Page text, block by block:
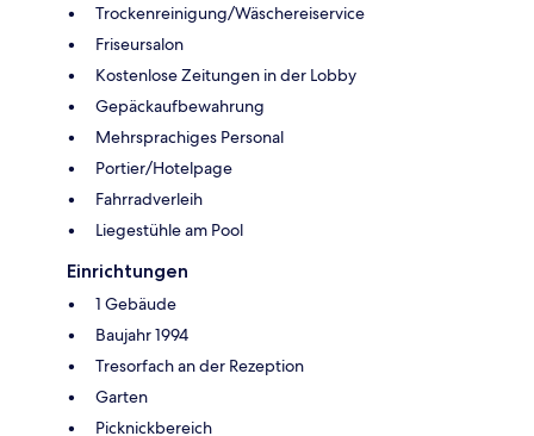
Trockenreinigung/Wäschereiservice
Friseursalon
Kostenlose Zeitungen in der Lobby
Gepäckaufbewahrung
Mehrsprachiges Personal
Portier/Hotelpage
Fahrradverleih
Liegestühle am Pool
Einrichtungen
1 Gebäude
Baujahr 1994
Tresorfach an der Rezeption
Garten
Picknickbereich